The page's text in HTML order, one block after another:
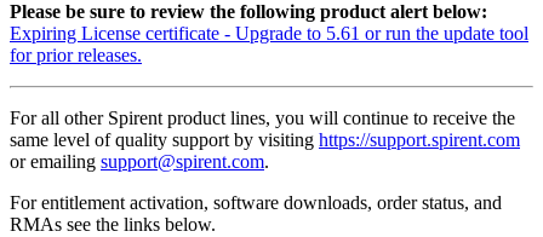
Please be sure to review the following product alert below:
Expiring License certificate - Upgrade to 5.61 or run the update tool
for prior releases.
For all other Spirent product lines, you will continue to receive the
same level of quality support by visiting https://support.spirent.com
or emailing support@spirent.com.
For entitlement activation, software downloads, order status, and
RMAs see the links below.